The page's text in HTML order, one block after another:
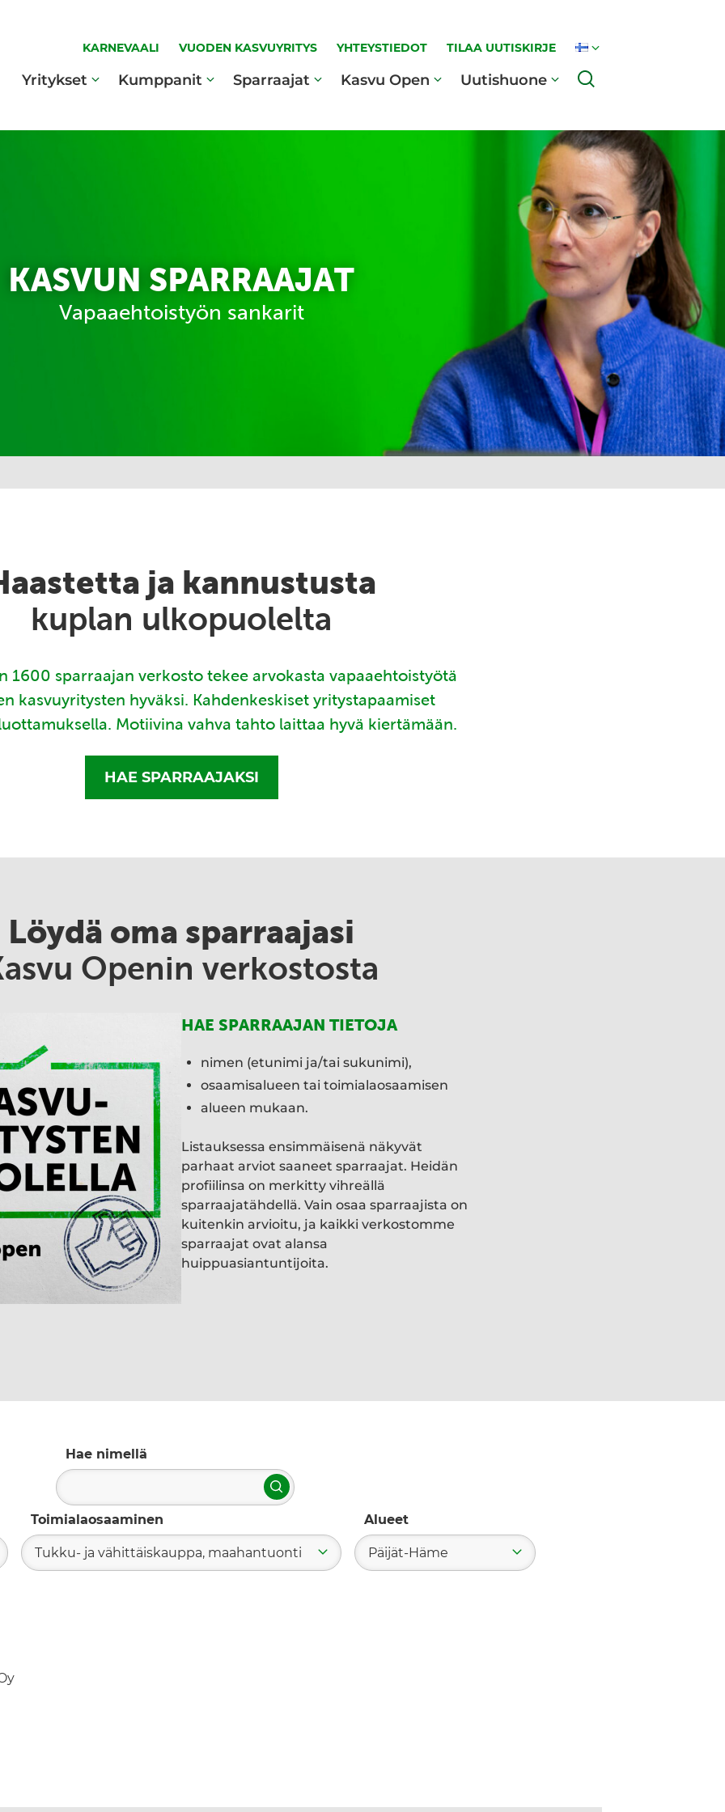
KARNEVAALI VUODEN KASVUYRITYS YHTEYSTIEDOT TILAA UUTISKIRJE
Yritykset Kumppanit Sparraajat Kasvu Open Uutishuone
KASVUN SPARRAAJAT
Vapaaehtoistyön sankarit
ja kannustusta
kuplan ulkopuolelta
1600 sparraajan verkosto tekee arvokasta vapaaehtoistyötä
kasvuyritysten hyväksi. Kahdenkeskiset yritystapaamiset
Motiivina vahva tahto laittaa hyvä kiertämään.
HAE SPARRAAJAKSI
Löydä oma sparraajasi
Openin verkostosta
HAE SPARRAAJAN TIETOJA
nimen (etunimi ja/tai sukunimi),
osaamisalueen tai toimialaosaamisen
alueen mukaan.
Listauksessa ensimmäisenä näkyvät
parhaat arviot saaneet sparraajat. Heidän
profiilinsa on merkitty vihreällä
sparraajatähdellä. Vain osaa sparraajista on
kuitenkin arvioitu, ja kaikki verkostomme
sparraajat ovat alansa
huippuasiantuntijoita.
Hae nimellä
Hae
Toimialaosaaminen
Tukku- ja vähittäiskauppa, maahantuonti
Alueet
Päijät-Häme